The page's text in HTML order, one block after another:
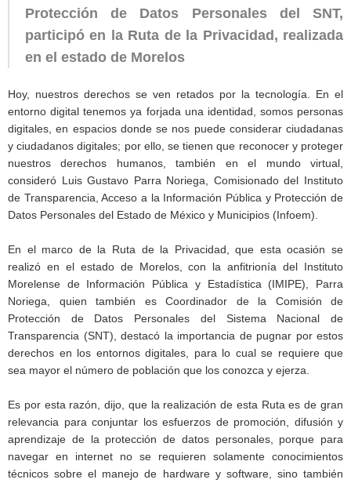
Protección de Datos Personales del SNT,
participó en la Ruta de la Privacidad, realizada
en el estado de Morelos
Hoy, nuestros derechos se ven retados por la tecnología. En el
entorno digital tenemos ya forjada una identidad, somos personas
digitales, en espacios donde se nos puede considerar ciudadanas
y ciudadanos digitales; por ello, se tienen que reconocer y proteger
nuestros derechos humanos, también en el mundo virtual,
consideró Luis Gustavo Parra Noriega, Comisionado del Instituto
de Transparencia, Acceso a la Información Pública y Protección de
Datos Personales del Estado de México y Municipios (Infoem).
En el marco de la Ruta de la Privacidad, que esta ocasión se
realizó en el estado de Morelos, con la anfitrionía del Instituto
Morelense de Información Pública y Estadística (IMIPE), Parra
Noriega, quien también es Coordinador de la Comisión de
Protección de Datos Personales del Sistema Nacional de
Transparencia (SNT), destacó la importancia de pugnar por estos
derechos en los entornos digitales, para lo cual se requiere que
sea mayor el número de población que los conozca y ejerza.
Es por esta razón, dijo, que la realización de esta Ruta es de gran
relevancia para conjuntar los esfuerzos de promoción, difusión y
aprendizaje de la protección de datos personales, porque para
navegar en internet no se requieren solamente conocimientos
técnicos sobre el manejo de hardware y software, sino también